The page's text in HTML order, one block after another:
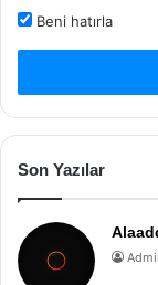
Beni hatırla
Son Yazılar